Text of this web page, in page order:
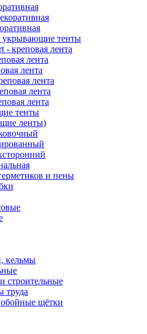
укрывающие тенты
- креповая лента
лента
лента
лента
лента
лента
тенты
ленты)
и пены
кельмы
строительные
труда
щётки